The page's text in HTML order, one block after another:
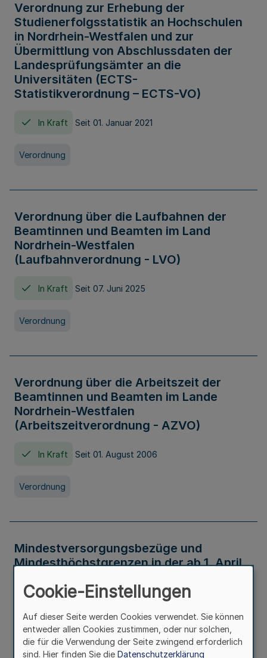
Verordnung zur Erhebung der
Studienerfolgsstatistik an Hochschulen
in Nordrhein-Westfalen und zur
Übermittlung von Abschlussdaten der
Landesprüfungsämter an die
Universitäten (ECTS-
Statistikverordnung – ECTS-VO)
In Kraft Seit 01. Januar 2021
Verordnung
Verordnung über die Laufbahnen der
Beamtinnen und Beamten im Land
Nordrhein-Westfalen
(Laufbahnverordnung - LVO)
In Kraft Seit 07. Juni 2025
Verordnung
Verordnung über die Arbeitszeit der
Beamtinnen und Beamten im Lande
Nordrhein-Westfalen
(Arbeitszeitverordnung - AZVO)
In Kraft Seit 01. August 2006
Verordnung
Mindestversorgungsbezüge und
Mindesthöchstgrenzen in der ab 1. April
Verwaltungsvorschrift
Cookie-Einstellungen
Auf dieser Seite werden Cookies verwendet. Sie können
entweder allen Cookies zustimmen, oder nur solchen,
die für die Verwendung der Seite zwingend erforderlich
sind. Hier finden Sie die Datenschutzerklärung